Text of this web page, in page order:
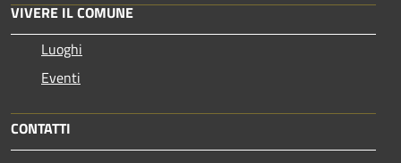
VIVERE IL COMUNE
Luoghi
Eventi
CONTATTI